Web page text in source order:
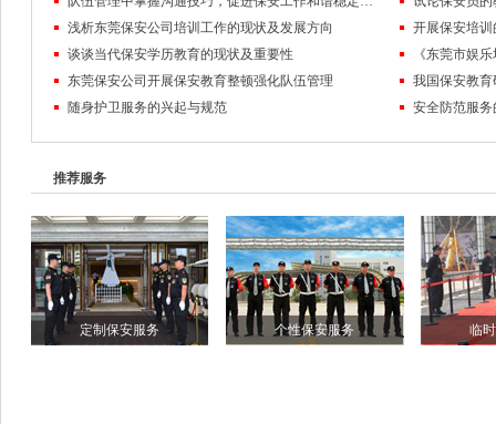
浅析东莞保安公司培训工作的现状及发展方向
开展保安培
谈谈当代保安学历教育的现状及重要性
《东莞市娱
东莞保安公司开展保安教育整顿强化队伍管理
我国保安教
随身护卫服务的兴起与规范
安全防范服
推荐服务
定制保安服务 个性保安服务 临